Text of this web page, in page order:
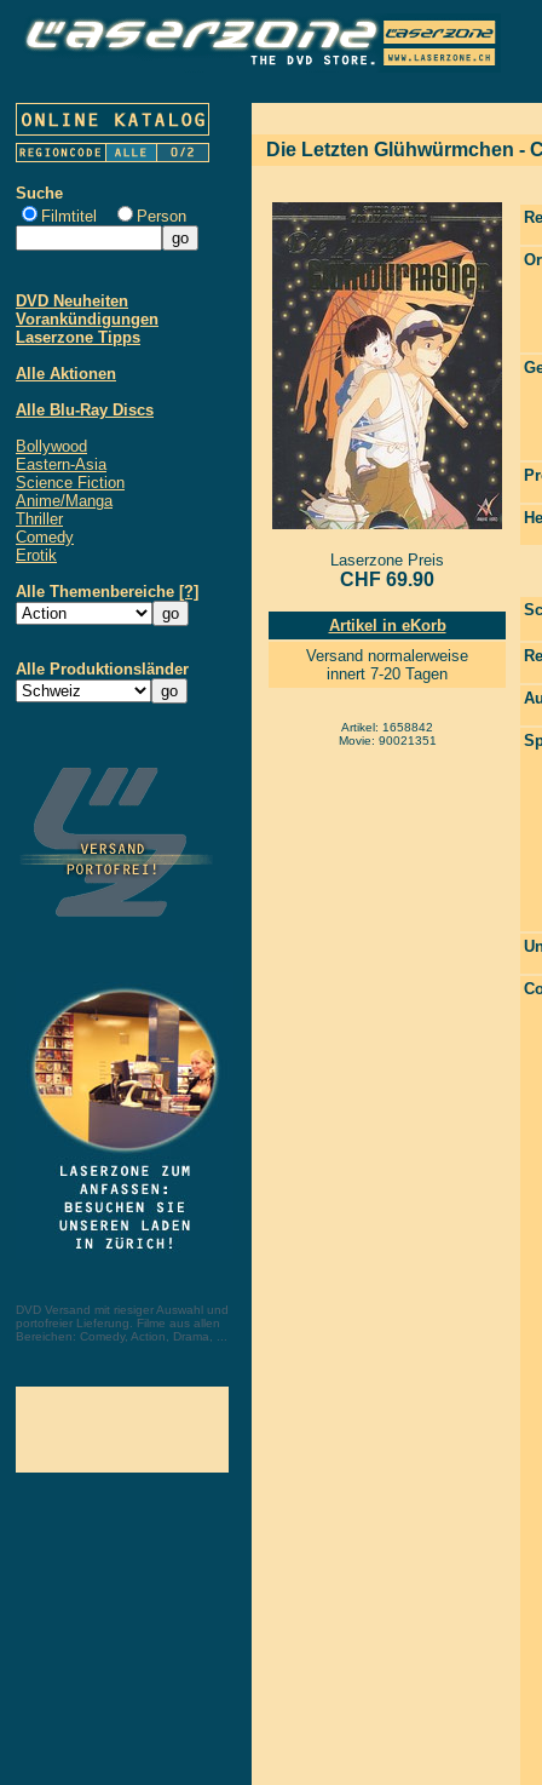
Suche
Filmtitel
Person
DVD Neuheiten
Vorankündigungen
Laserzone Tipps
Alle Aktionen
Alle Blu-Ray Discs
Bollywood
Eastern-Asia
Science Fiction
Anime/Manga
Thriller
Comedy
Erotik
Alle Themenbereiche [?]
Alle Produktionsländer
DVD Versand mit riesiger Auswahl und
portofreier Lieferung. Filme aus allen
Bereichen: Comedy, Action, Drama, ...
Die Letzten Glühwürmchen -
Laserzone Preis
CHF 69.90
Artikel in eKorb
Versand normalerweise
innert 7-20 Tagen
Artikel: 1658842
Movie: 90021351